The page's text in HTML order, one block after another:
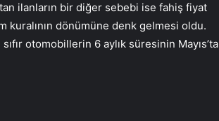
ilanların bir diğer sebebi ise fahiş fiyat
kuralının dönümüne denk gelmesi oldu.
otomobillerin 6 aylık süresinin Mayıs’ta